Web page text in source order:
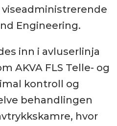
viseadministrerende
Engineering.
inn i avluserlinja
AKVA FLS Telle- og
kontroll og
behandlingen
hvor